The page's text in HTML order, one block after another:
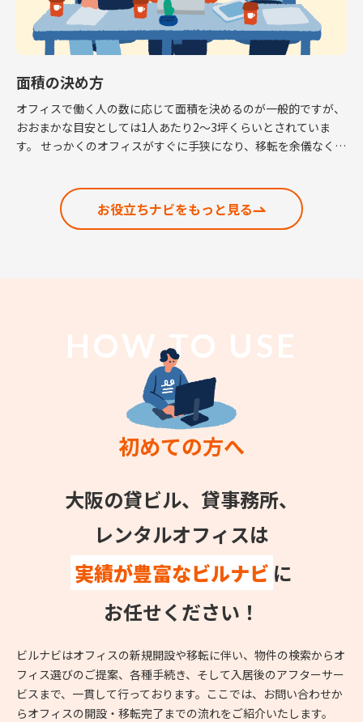
面積の決め方
オフィスで働く人の数に応じて面積を決めるのが一般的ですが、
おおまかな目安としては1人あたり2～3坪くらいとされていま
す。 せっかくのオフィスがすぐに手狭になり、移転を余儀なくさ
お役立ちナビをもっと見る
HOW TO USE
初めての方へ
大阪の貸ビル、貸事務所、
レンタルオフィスは
実績が豊富なビルナビ に
お任せください！
ビルナビはオフィスの新規開設や移転に伴い、物件の検索からオ
フィス選びのご提案、各種手続き、そして入居後のアフターサー
ビスまで、一貫して行っております。ここでは、お問い合わせか
らオフィスの開設・移転完了までの流れをご紹介いたします。